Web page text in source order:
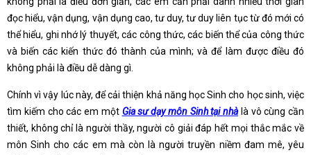
đọc hiểu, vận dụng, vận dụng cao, tư duy, tư duy liên tục từ đó mới có
thể hiểu, ghi nhớ lý thuyết, các công thức, các biến thể của công thức
và biến các kiến thức đó thành của mình; và để làm được điều đó
không phải là điều dễ dàng gì.
Chính vì vậy lúc này, để cải thiện khả năng học Sinh cho học sinh, việc
tìm kiếm cho các em một Gia sư dạy môn Sinh tại nhà là vô cùng cần
thiết, không chỉ là người thầy, người cô giải đáp hết mọi thắc mắc về
môn Sinh cho các em mà còn là người truyền niềm đam mê, yêu